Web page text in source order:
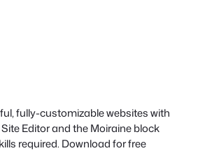
fully-customizable websites with
Editor and the Moiraine block
required. Download for free